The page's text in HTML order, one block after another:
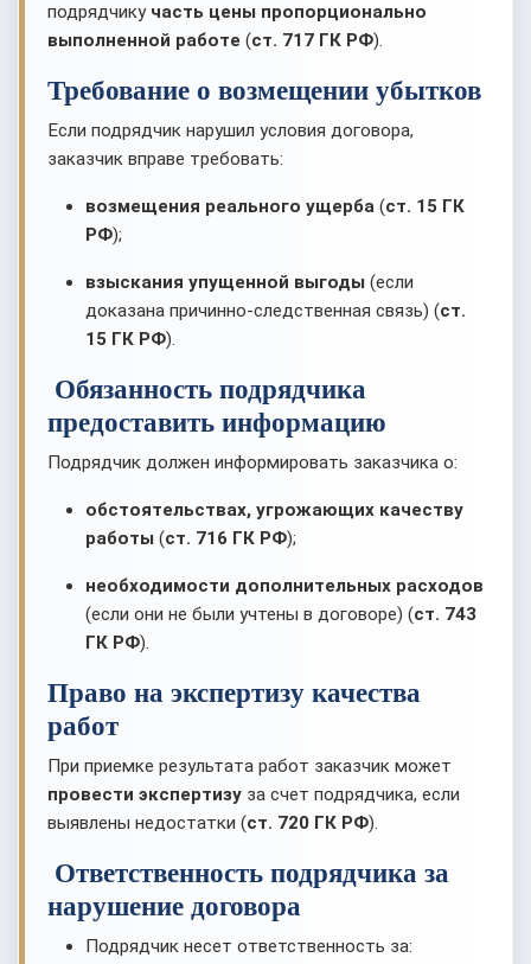
подрядчику часть цены пропорционально
выполненной работе (ст. 717 ГК РФ).
Требование о возмещении убытков
Если подрядчик нарушил условия договора,
заказчик вправе требовать:
возмещения реального ущерба (ст. 15 ГК
РФ);
взыскания упущенной выгоды (если
доказана причинно-следственная связь) (ст.
15 ГК РФ).
Обязанность подрядчика
предоставить информацию
Подрядчик должен информировать заказчика о:
обстоятельствах, угрожающих качеству
работы (ст. 716 ГК РФ);
необходимости дополнительных расходов
(если они не были учтены в договоре) (ст. 743
ГК РФ).
Право на экспертизу качества
работ
При приемке результата работ заказчик может
провести экспертизу за счет подрядчика, если
выявлены недостатки (ст. 720 ГК РФ).
Ответственность подрядчика за
нарушение договора
Подрядчик несет ответственность за: